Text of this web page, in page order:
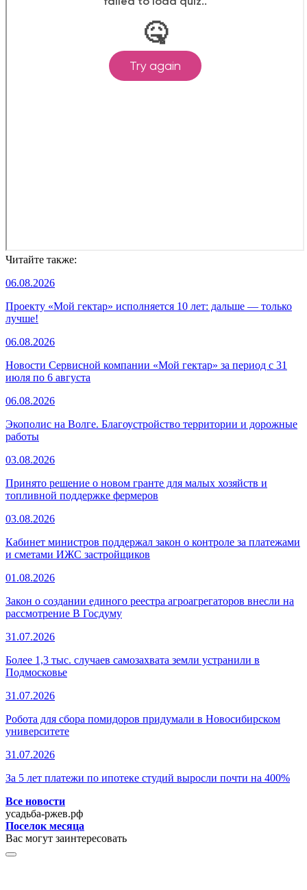
Читайте также:
06.08.2026
Проекту «Мой гектар» исполняется 10 лет: дальше — только
лучше!
06.08.2026
Новости Сервисной компании «Мой гектар» за период с 31
июля по 6 августа
06.08.2026
Экополис на Волге. Благоустройство территории и дорожные
работы
03.08.2026
Принято решение о новом гранте для малых хозяйств и
топливной поддержке фермеров
03.08.2026
Кабинет министров поддержал закон о контроле за платежами
и сметами ИЖС застройщиков
01.08.2026
Закон о создании единого реестра агроагрегаторов внесли на
рассмотрение В Госдуму
31.07.2026
Более 1,3 тыс. случаев самозахвата земли устранили в
Подмосковье
31.07.2026
Робота для сбора помидоров придумали в Новосибирском
университете
31.07.2026
За 5 лет платежи по ипотеке студий выросли почти на 400%
Все новости
усадьба-ржев.рф
Поселок месяца
Вас могут заинтересовать